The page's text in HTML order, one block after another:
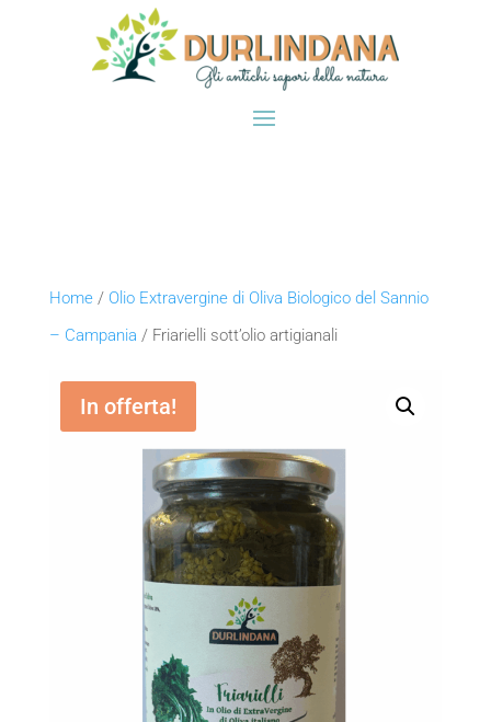
Home/ Olio Extravergine di Oliva Biologico del Sannio
– Campania / Friarielli sott’olio artigianali
In offerta!